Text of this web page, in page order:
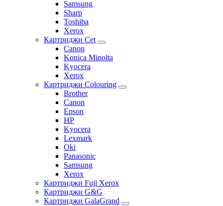
Samsung
Sharp
Toshiba
Xerox
Картриджи Cet
Canon
Konica Minolta
Kyocera
Xerox
Картриджи Colouring
Brother
Canon
Epson
HP
Kyocera
Lexmark
Oki
Panasonic
Samsung
Xerox
Картриджи Fuji Xerox
Картриджи G&G
Картриджи GalaGrand